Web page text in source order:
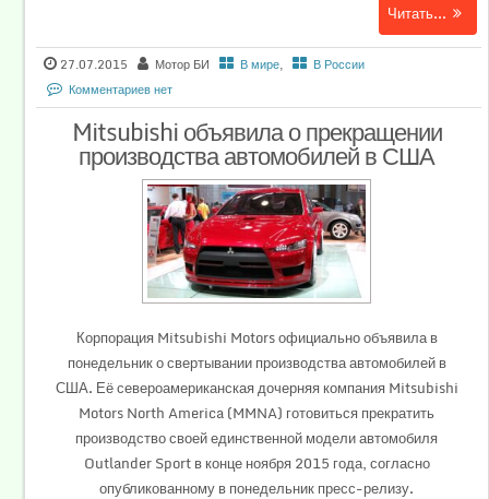
Читать...
27.07.2015 Мотор БИ В мире,
В России
Комментариев нет
Mitsubishi объявила о прекращении
производства автомобилей в США
Корпорация Mitsubishi Motors официально объявила в
понедельник о свертывании производства автомобилей в
США. Её североамериканская дочерняя компания Mitsubishi
Motors North America (MMNA) готовиться прекратить
производство своей единственной модели автомобиля
Outlander Sport в конце ноября 2015 года, согласно
опубликованному в понедельник пресс-релизу.